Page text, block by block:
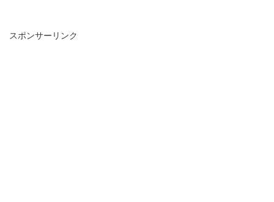
スポンサーリンク